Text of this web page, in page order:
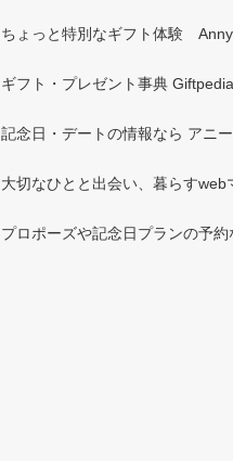
ちょっと特別なギフト体験
ギフト・プレゼント事典
記念日・デートの情報なら アニ
大切なひとと出会い、暮らす
プロポーズや記念日プランの予